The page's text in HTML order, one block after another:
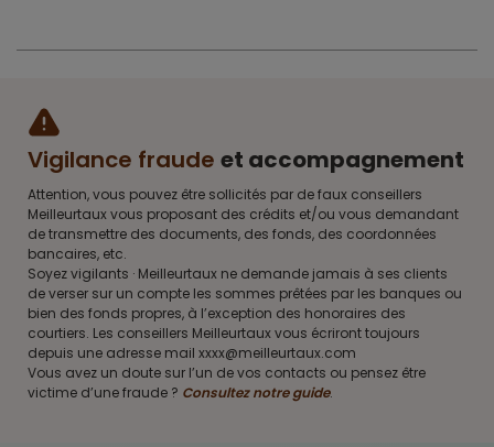
Vigilance fraude et accompagnement
Attention, vous pouvez être sollicités par de faux conseillers
Meilleurtaux vous proposant des crédits et/ou vous demandant
de transmettre des documents, des fonds, des coordonnées
bancaires, etc.
Soyez vigilants · Meilleurtaux ne demande jamais à ses clients
de verser sur un compte les sommes prêtées par les banques ou
bien des fonds propres, à l’exception des honoraires des
courtiers. Les conseillers Meilleurtaux vous écriront toujours
depuis une adresse mail xxxx@meilleurtaux.com
Vous avez un doute sur l’un de vos contacts ou pensez être
victime d’une fraude ? Consultez notre guide.